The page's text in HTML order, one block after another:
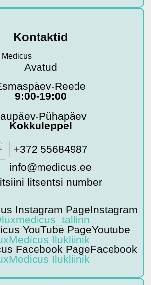
Kontaktid
Avatud
Reede
9:00-19:00
Pühapäev
Kokkuleppel
+372 55684987
info@medicus.ee
litsentsi number
Instagram
Youtube
Ilukliinik
Facebook
Ilukliinik